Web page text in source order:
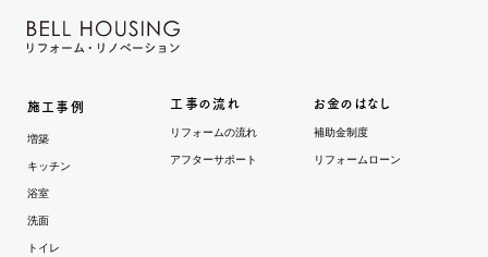
施工事例
増築
キッチン
浴室
洗面
トイレ
工事の流れ
リフォームの流れ
アフターサポート
お金のはなし
補助金制度
リフォームローン